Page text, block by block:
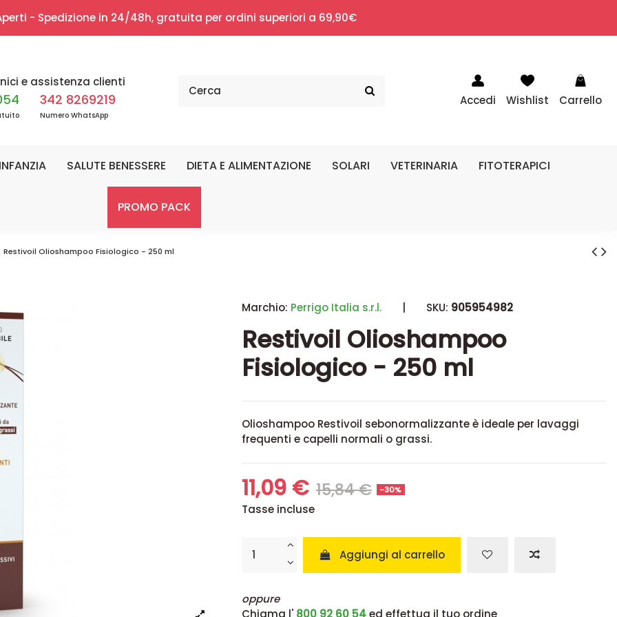
- Spedizione in 24/48h, gratuita per ordini superiori a 69,90€
e assistenza clienti
342 8269219
Numero WhatsApp
Accedi Wishlist Carrello
SALUTE BENESSERE DIETA E ALIMENTAZIONE SOLARI VETERINARIA FITOTERAPICI
PROMO PACK
Restivoil Olioshampoo Fisiologico - 250 ml
Marchio: Perrigo Italia s.r.l. | SKU: 905954982
Restivoil Olioshampoo
Fisiologico - 250 ml
Olioshampoo Restivoil sebonormalizzante è ideale per lavaggi
frequenti e capelli normali o grassi.
11,09 € 15,84 € -30%
Tasse incluse
Aggiungi al carrello
oppure
Chiama l' 800 92 60 54ed effettua il tuo ordine